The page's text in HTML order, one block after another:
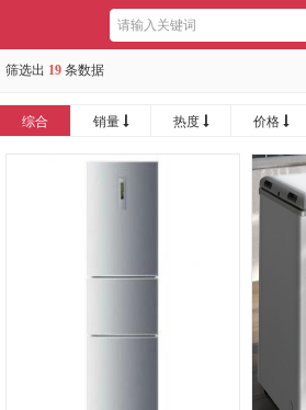
筛选出 19 条数据
综合 销量 热度 价格